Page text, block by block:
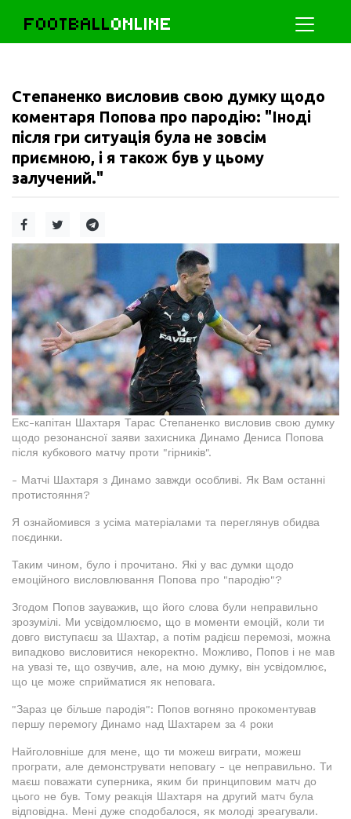
FOOTBALLONLINE
Степаненко висловив свою думку щодо
коментаря Попова про пародію: "Іноді
після гри ситуація була не зовсім
приємною, і я також був у цьому
залучений."
Екс-капітан Шахтаря Тарас Степаненко висловив свою думку
щодо резонансної заяви захисника Динамо Дениса Попова
після кубкового матчу проти "гірників".
- Матчі Шахтаря з Динамо завжди особливі. Як Вам останні
протистояння?
Я ознайомився з усіма матеріалами та переглянув обидва
поєдинки.
Таким чином, було і прочитано. Які у вас думки щодо
емоційного висловлювання Попова про "пародію"?
Згодом Попов зауважив, що його слова були неправильно
зрозумілі. Ми усвідомлюємо, що в моменти емоцій, коли ти
довго виступаєш за Шахтар, а потім радієш перемозі, можна
випадково висловитися некоректно. Можливо, Попов і не мав
на увазі те, що озвучив, але, на мою думку, він усвідомлює,
що це може сприйматися як неповага.
"Зараз це більше пародія": Попов вогняно прокоментував
першу перемогу Динамо над Шахтарем за 4 роки
Найголовніше для мене, що ти можеш виграти, можеш
програти, але демонструвати неповагу - це неправильно. Ти
маєш поважати суперника, яким би принциповим матч до
цього не був. Тому реакція Шахтаря на другий матч була
відповідна. Мені дуже сподобалося, як молоді зреагували.